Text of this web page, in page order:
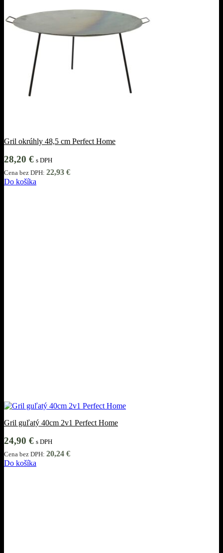
Gril okrúhly 48,5 cm Perfect Home
28,20 € s DPH
Cena bez DPH: 22,93 €
Do košíka
Gril guľatý 40cm 2v1 Perfect Home
24,90 € s DPH
Cena bez DPH: 20,24 €
Do košíka